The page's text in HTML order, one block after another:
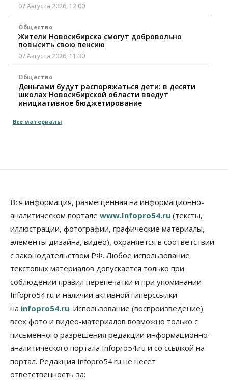
07 Августа 2026, 12:00
Общество
Жители Новосибирска смогут добровольно
повысить свою пенсию
07 Августа 2026, 11:30
Общество
Деньгами будут распоряжаться дети: в десяти
школах Новосибирской области введут
инициативное бюджетирование
Новосибирской области, но режима ЧС не будет
07 Августа 2026, 10:00
Бизнес Право&Порядок
Предприятия Новосибирска
выстраивают системы защиты от атак БПЛА
Бизнес
По «Сибэлектротерму» выдали исполнительные
листы на полмиллиарда рублей
07 Августа 2026, 08:00
Бизнес Власть Медицина Общество
Искусственный интеллект предлагают
привлекать к разработке новых лекарств в
России
06 Августа 2026, 19:00
Все материалы
Вся информация, размещенная на информационно-
аналитическом портале www.Infopro54.ru (тексты,
иллюстрации, фотографии, графические материалы,
элементы дизайна, видео), охраняется в соответствии
с законодательством РФ. Любое использование
текстовых материалов допускается только при
соблюдении правил перепечатки и при упоминании
Infopro54.ru и наличии активной гиперссылки
на infopro54.ru. Использование (воспроизведение)
всех фото и видео-материалов возможно только с
письменного разрешения редакции информационно-
аналитического портала Infopro54.ru и со ссылкой на
портал. Редакция Infopro54.ru не несет
ответственность за: